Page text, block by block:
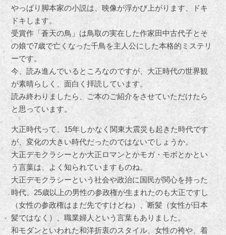
やっぱり脚本家の小説は、映像が浮かび上がります、ドキ
ドキします。
受賞作「蒼天の鳥」は鳥取の実在した作家田中古代子とそ
の娘で7歳で亡くなった千鳥を主人公にした本格的ミステリ
ーです。
今、読み進んでいるところなのですが、大正時代の世界観
が素晴らしく、面白く拝読しています。
読み終わりましたら、ご本のご紹介をさせていただけたら
と思っています。
大正時代って、15年しかなく関東大震災も起きた時代です
が、変化の大きい時代だったのではないでしょうか。
大正デモクラシーとか大正ロマンとかモガ・モボとかとい
う言葉は、よく知られていますものね。
大正デモクラシーという社会や政治に国民が関心を持った
時代、25歳以上の男性の参政権が生まれたのも大正ですし
（女性の参政権はまだ先ですけどね）、断髪（女性が日本
髪ではなく）、職業婦人という言葉もありました。
和モダンといわれた和洋折衷のスタイル、女性の袴や、着